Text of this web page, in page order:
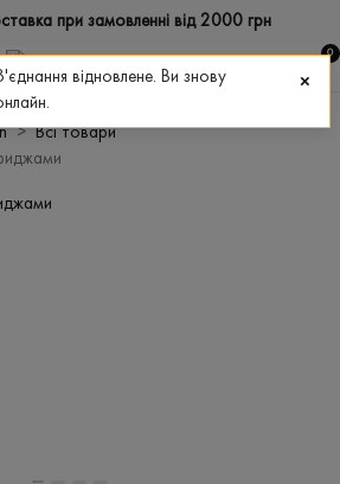
при замовленні від 2000 грн
0
Всі товари
відновлене. Ви знову